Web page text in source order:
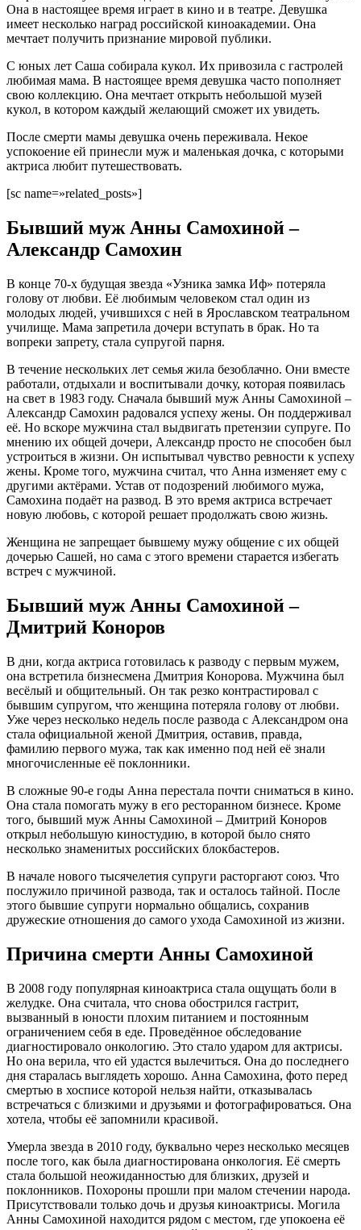
Она в настоящее время играет в кино и в театре. Девушка
имеет несколько наград российской киноакадемии. Она
мечтает получить признание мировой публики.
С юных лет Саша собирала кукол. Их привозила с гастролей
любимая мама. В настоящее время девушка часто пополняет
свою коллекцию. Она мечтает открыть небольшой музей
кукол, в котором каждый желающий сможет их увидеть.
После смерти мамы девушка очень переживала. Некое
успокоение ей принесли муж и маленькая дочка, с которыми
актриса любит путешествовать.
[sc name=»related_posts»]
Бывший муж Анны Самохиной –
Александр Самохин
В конце 70-х будущая звезда «Узника замка Иф» потеряла
голову от любви. Её любимым человеком стал один из
молодых людей, учившихся с ней в Ярославском театральном
училище. Мама запретила дочери вступать в брак. Но та
вопреки запрету, стала супругой парня.
В течение нескольких лет семья жила безоблачно. Они вместе
работали, отдыхали и воспитывали дочку, которая появилась
на свет в 1983 году. Сначала бывший муж Анны Самохиной –
Александр Самохин радовался успеху жены. Он поддерживал
её. Но вскоре мужчина стал выдвигать претензии супруге. По
мнению их общей дочери, Александр просто не способен был
устроиться в жизни. Он испытывал чувство ревности к успеху
жены. Кроме того, мужчина считал, что Анна изменяет ему с
другими актёрами. Устав от подозрений любимого мужа,
Самохина подаёт на развод. В это время актриса встречает
новую любовь, с которой решает продолжать свою жизнь.
Женщина не запрещает бывшему мужу общение с их общей
дочерью Сашей, но сама с этого времени старается избегать
встреч с мужчиной.
Бывший муж Анны Самохиной –
Дмитрий Коноров
В дни, когда актриса готовилась к разводу с первым мужем,
она встретила бизнесмена Дмитрия Конорова. Мужчина был
весёлый и общительный. Он так резко контрастировал с
бывшим супругом, что женщина потеряла голову от любви.
Уже через несколько недель после развода с Александром она
стала официальной женой Дмитрия, оставив, правда,
фамилию первого мужа, так как именно под ней её знали
многочисленные её поклонники.
В сложные 90-е годы Анна перестала почти сниматься в кино.
Она стала помогать мужу в его ресторанном бизнесе. Кроме
того, бывший муж Анны Самохиной – Дмитрий Коноров
открыл небольшую киностудию, в которой было снято
несколько знаменитых российских блокбастеров.
В начале нового тысячелетия супруги расторгают союз. Что
послужило причиной развода, так и осталось тайной. После
этого бывшие супруги нормально общались, сохранив
дружеские отношения до самого ухода Самохиной из жизни.
Причина смерти Анны Самохиной
В 2008 году популярная киноактриса стала ощущать боли в
желудке. Она считала, что снова обострился гастрит,
вызванный в юности плохим питанием и постоянным
ограничением себя в еде. Проведённое обследование
диагностировало онкологию. Это стало ударом для актрисы.
Но она верила, что ей удастся вылечиться. Она до последнего
дня старалась выглядеть хорошо. Анна Самохина, фото перед
смертью в хосписе которой нельзя найти, отказывалась
встречаться с близкими и друзьями и фотографироваться. Она
хотела, чтобы её запомнили красивой.
Умерла звезда в 2010 году, буквально через несколько месяцев
после того, как была диагностирована онкология. Её смерть
стала большой неожиданностью для близких, друзей и
поклонников. Похороны прошли при малом стечении народа.
Присутствовали только дочь и друзья киноактрисы. Могила
Анны Самохиной находится рядом с местом, где упокоена её